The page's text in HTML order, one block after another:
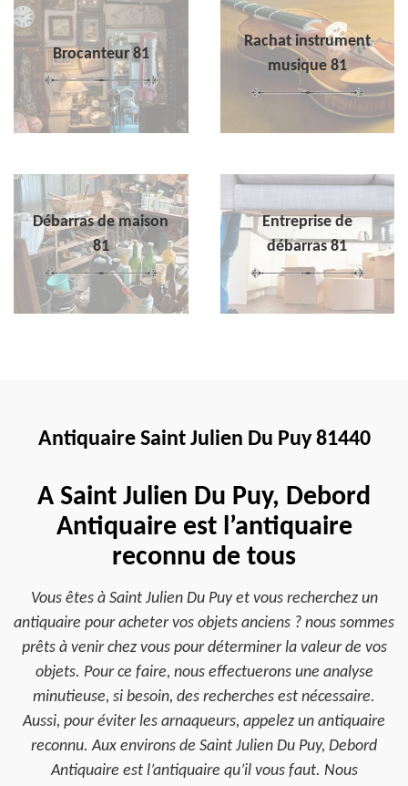
Brocanteur 81
Rachat instrument
musique 81
Débarras de maison
81
Entreprise de
débarras 81
Antiquaire Saint Julien Du Puy 81440
A Saint Julien Du Puy, Debord
Antiquaire est l’antiquaire
reconnu de tous
Vous êtes à Saint Julien Du Puy et vous recherchez un
antiquaire pour acheter vos objets anciens ? nous sommes
prêts à venir chez vous pour déterminer la valeur de vos
objets. Pour ce faire, nous effectuerons une analyse
minutieuse, si besoin, des recherches est nécessaire.
Aussi, pour éviter les arnaqueurs, appelez un antiquaire
reconnu. Aux environs de Saint Julien Du Puy, Debord
Antiquaire est l’antiquaire qu’il vous faut. Nous